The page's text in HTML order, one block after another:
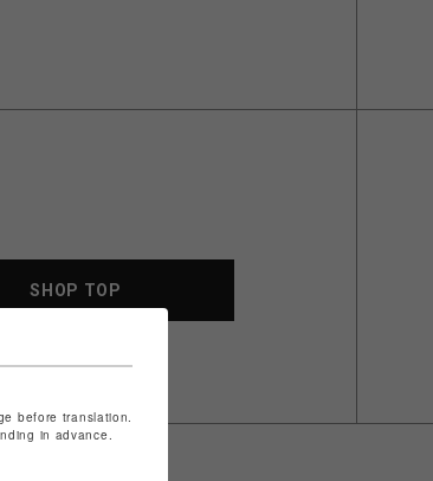
SHOP TOP
before translation.
in advance.